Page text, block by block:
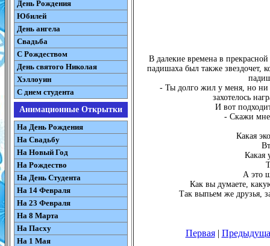
День Рождения
Юбилей
День ангела
Свадьба
С Рождеством
День святого Николая
Хэллоуин
С днем студента
Анимационные Открытки
На День Рождения
На Свадьбу
На Новый Год
На Рождество
На День Студента
На 14 Февраля
На 23 Февраля
На 8 Марта
На Пасху
На 1 Мая
В далекие времена в
падишаха был также звездочет,
- Ты долго жил у меня, но ни
захотелось
И вот
- Скажи
Какая
Какая
А это
Как вы думаете,
Так выпьем же друзья,
Первая|